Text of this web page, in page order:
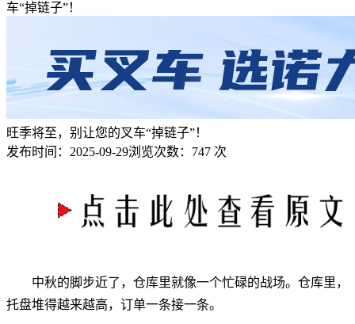
车“掉链子”！
旺季将至，别让您的叉车“掉链子”！
发布时间： 2025-09-29浏览次数： 747 次
中秋的脚步近了，仓库里就像一个忙碌的战场。仓库里，
托盘堆得越来越高，订单一条接一条。